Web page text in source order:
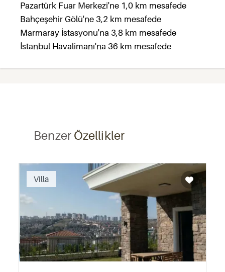
Pazartürk Fuar Merkezi'ne 1,0 km mesafede
Bahçeşehir Gölü'ne 3,2 km mesafede
Marmaray İstasyonu'na 3,8 km mesafede
İstanbul Havalimanı'na 36 km mesafede
BenzerÖzellikler
Villa
Recommended